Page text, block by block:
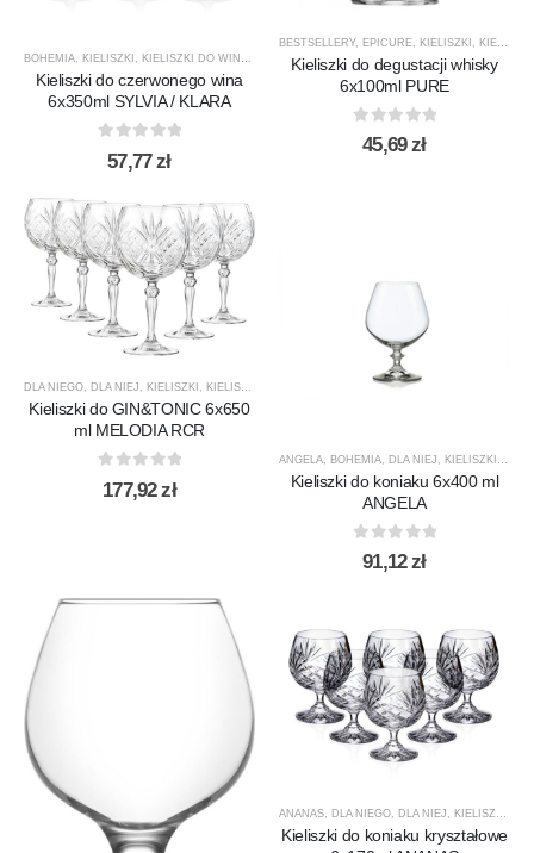
BOHEMIA, KIELISZKI , KIELISZKI DO WINA CZERWONEGO , PRODUCENCI , PRODUKTY,
Kieliszki do czerwonego wina
6x350ml SYLVIA / KLARA
out of 5
57,77zł
BESTSELLERY, EPICURE KIELISZKI KIELISZKI DO WHISKY
Kieliszki do degustacji whisky
6x100ml PURE
out of 5
45,69zł
DLA NIEGO, DLA NIEJ , KIELISZKI , KIELISZKI DO DRINKÓW KIELISZKI DO GINU / TONIKU
Kieliszki do GIN&TONIC 6x650
ml MELODIA RCR
0out of 5
177,92zł
ANGELA BOHEMIA DLA NIEJ KIELISZKI
Kieliszki do koniaku 6x400 ml
ANGELA
out of 5
91,12zł
ANANAS, DLA NIEGO, DLA NIEJ , KIELISZKI
Kieliszki do koniaku kryształowe